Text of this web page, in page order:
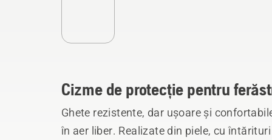
Cizme de protecție pentru
Ghete rezistente, dar ușoare și
în aer liber. Realizate din piele, cu